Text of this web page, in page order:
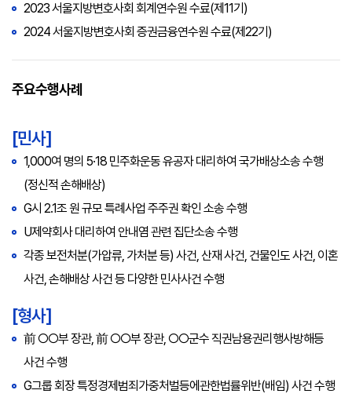
2023 서울지방변호사회 회계연수원 수료(제11기)
2024 서울지방변호사회 증권금융연수원 수료(제22기)
주요수행사례
[민사]
1,000여 명의 5·18 민주화운동 유공자 대리하여 국가배상소송 수행
(정신적 손해배상)
G시 2.1조 원 규모 특례사업 주주권 확인 소송 수행
U제약회사 대리하여 안내염 관련 집단소송 수행
각종 보전처분(가압류, 가처분 등) 사건, 산재 사건, 건물인도 사건, 이혼
사건, 손해배상 사건 등 다양한 민사사건 수행
[형사]
前 ○○부 장관, 前 ○○부 장관, ○○군수 직권남용권리행사방해등
사건 수행
G그룹 회장 특정경제범죄가중처벌등에관한법률위반(배임) 사건 수행